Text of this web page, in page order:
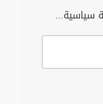
سياسية...